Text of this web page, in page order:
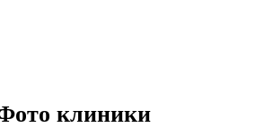
клиники